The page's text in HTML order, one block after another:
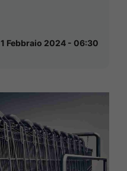
1 Febbraio 2024 - 06:30